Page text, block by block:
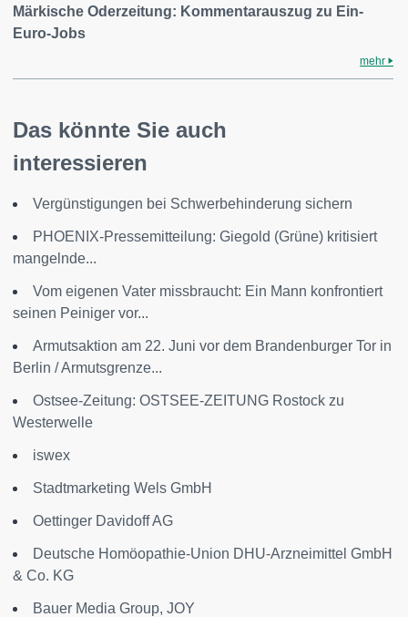
Märkische Oderzeitung: Kommentarauszug zu Ein-
Euro-Jobs
mehr
Das könnte Sie auch
interessieren
Vergünstigungen bei Schwerbehinderung sichern
PHOENIX-Pressemitteilung: Giegold (Grüne) kritisiert
mangelnde...
Vom eigenen Vater missbraucht: Ein Mann konfrontiert
seinen Peiniger vor...
Armutsaktion am 22. Juni vor dem Brandenburger Tor in
Berlin / Armutsgrenze...
Ostsee-Zeitung: OSTSEE-ZEITUNG Rostock zu
Westerwelle
iswex
Stadtmarketing Wels GmbH
Oettinger Davidoff AG
Deutsche Homöopathie-Union DHU-Arzneimittel GmbH
& Co. KG
Bauer Media Group, JOY